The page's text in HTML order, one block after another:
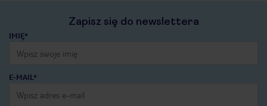
Zapisz się do newslettera
IMIĘ*
E-MAIL*